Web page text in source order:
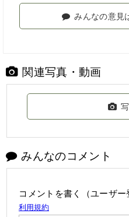
みんなの意見
関連写真・動画
みんなのコメント
コメントを書く（ユーザー